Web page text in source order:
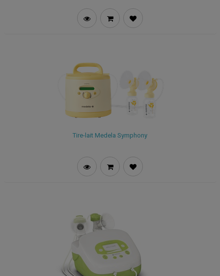
Tire-lait Medela Symphony